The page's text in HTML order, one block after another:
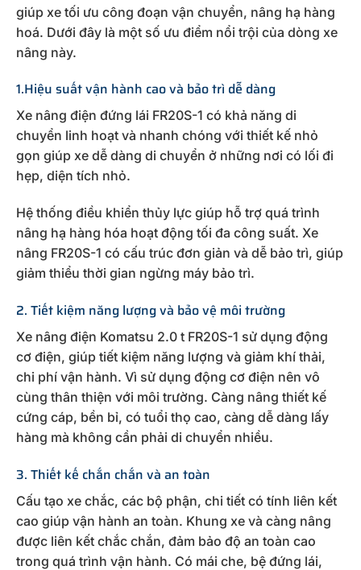
giúp xe tối ưu công đoạn vận chuyển, nâng hạ hàng
hoá. Dưới đây là một số ưu điểm nổi trội của dòng xe
nâng này.
1.Hiệu suất vận hành cao và bảo trì dễ dàng
Xe nâng điện đứng lái FR20S-1 có khả năng di
chuyển linh hoạt và nhanh chóng với thiết kế nhỏ
gọn giúp xe dễ dàng di chuyển ở những nơi có lối đi
hẹp, diện tích nhỏ.
Hệ thống điều khiển thủy lực giúp hỗ trợ quá trình
nâng hạ hàng hóa hoạt động tối đa công suất. Xe
nâng FR20S-1 có cấu trúc đơn giản và dễ bảo trì, giúp
giảm thiểu thời gian ngừng máy bảo trì.
2. Tiết kiệm năng lượng và bảo vệ môi trường
Xe nâng điện Komatsu 2.0 t FR20S-1 sử dụng động
cơ điện, giúp tiết kiệm năng lượng và giảm khí thải,
chi phí vận hành. Vì sử dụng động cơ điện nên vô
cùng thân thiện với môi trường. Càng nâng thiết kế
cứng cáp, bền bỉ, có tuổi thọ cao, càng dễ dàng lấy
hàng mà không cần phải di chuyển nhiều.
3. Thiết kế chắn chắn và an toàn
Cấu tạo xe chắc, các bộ phận, chi tiết có tính liên kết
cao giúp vận hành an toàn. Khung xe và càng nâng
được liên kết chắc chắn, đảm bảo độ an toàn cao
trong quá trình vận hành. Có mái che, bệ đứng lái,